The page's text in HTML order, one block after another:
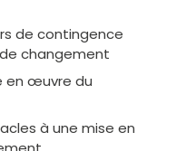
de contingence
changement
en œuvre du
à une mise en